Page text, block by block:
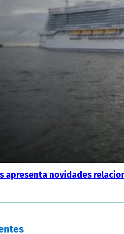
apresenta novidades